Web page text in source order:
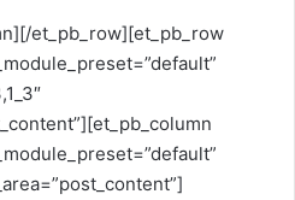
et_pb_row][et_pb_row